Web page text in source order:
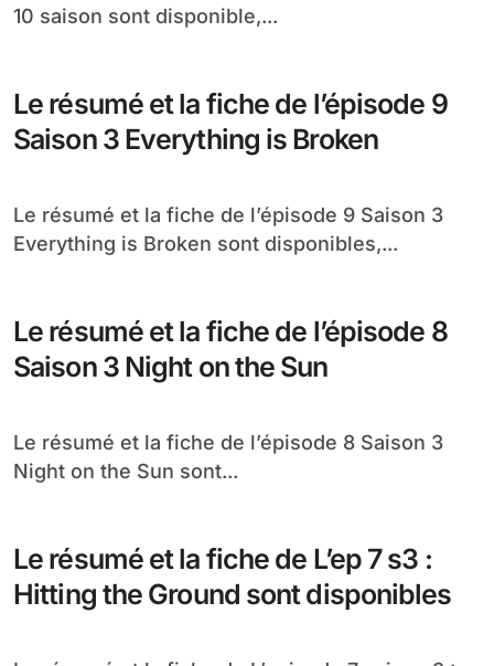
10 saison sont disponible,...
Le résumé et la fiche de l’épisode 9
Saison 3 Everything is Broken
Le résumé et la fiche de l’épisode 9 Saison 3
Everything is Broken sont disponibles,...
Le résumé et la fiche de l’épisode 8
Saison 3 Night on the Sun
Le résumé et la fiche de l’épisode 8 Saison 3
Night on the Sun sont...
Le résumé et la fiche de L’ep 7 s3 :
Hitting the Ground sont disponibles